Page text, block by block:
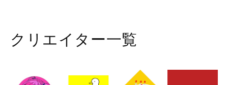
クリエイター一覧